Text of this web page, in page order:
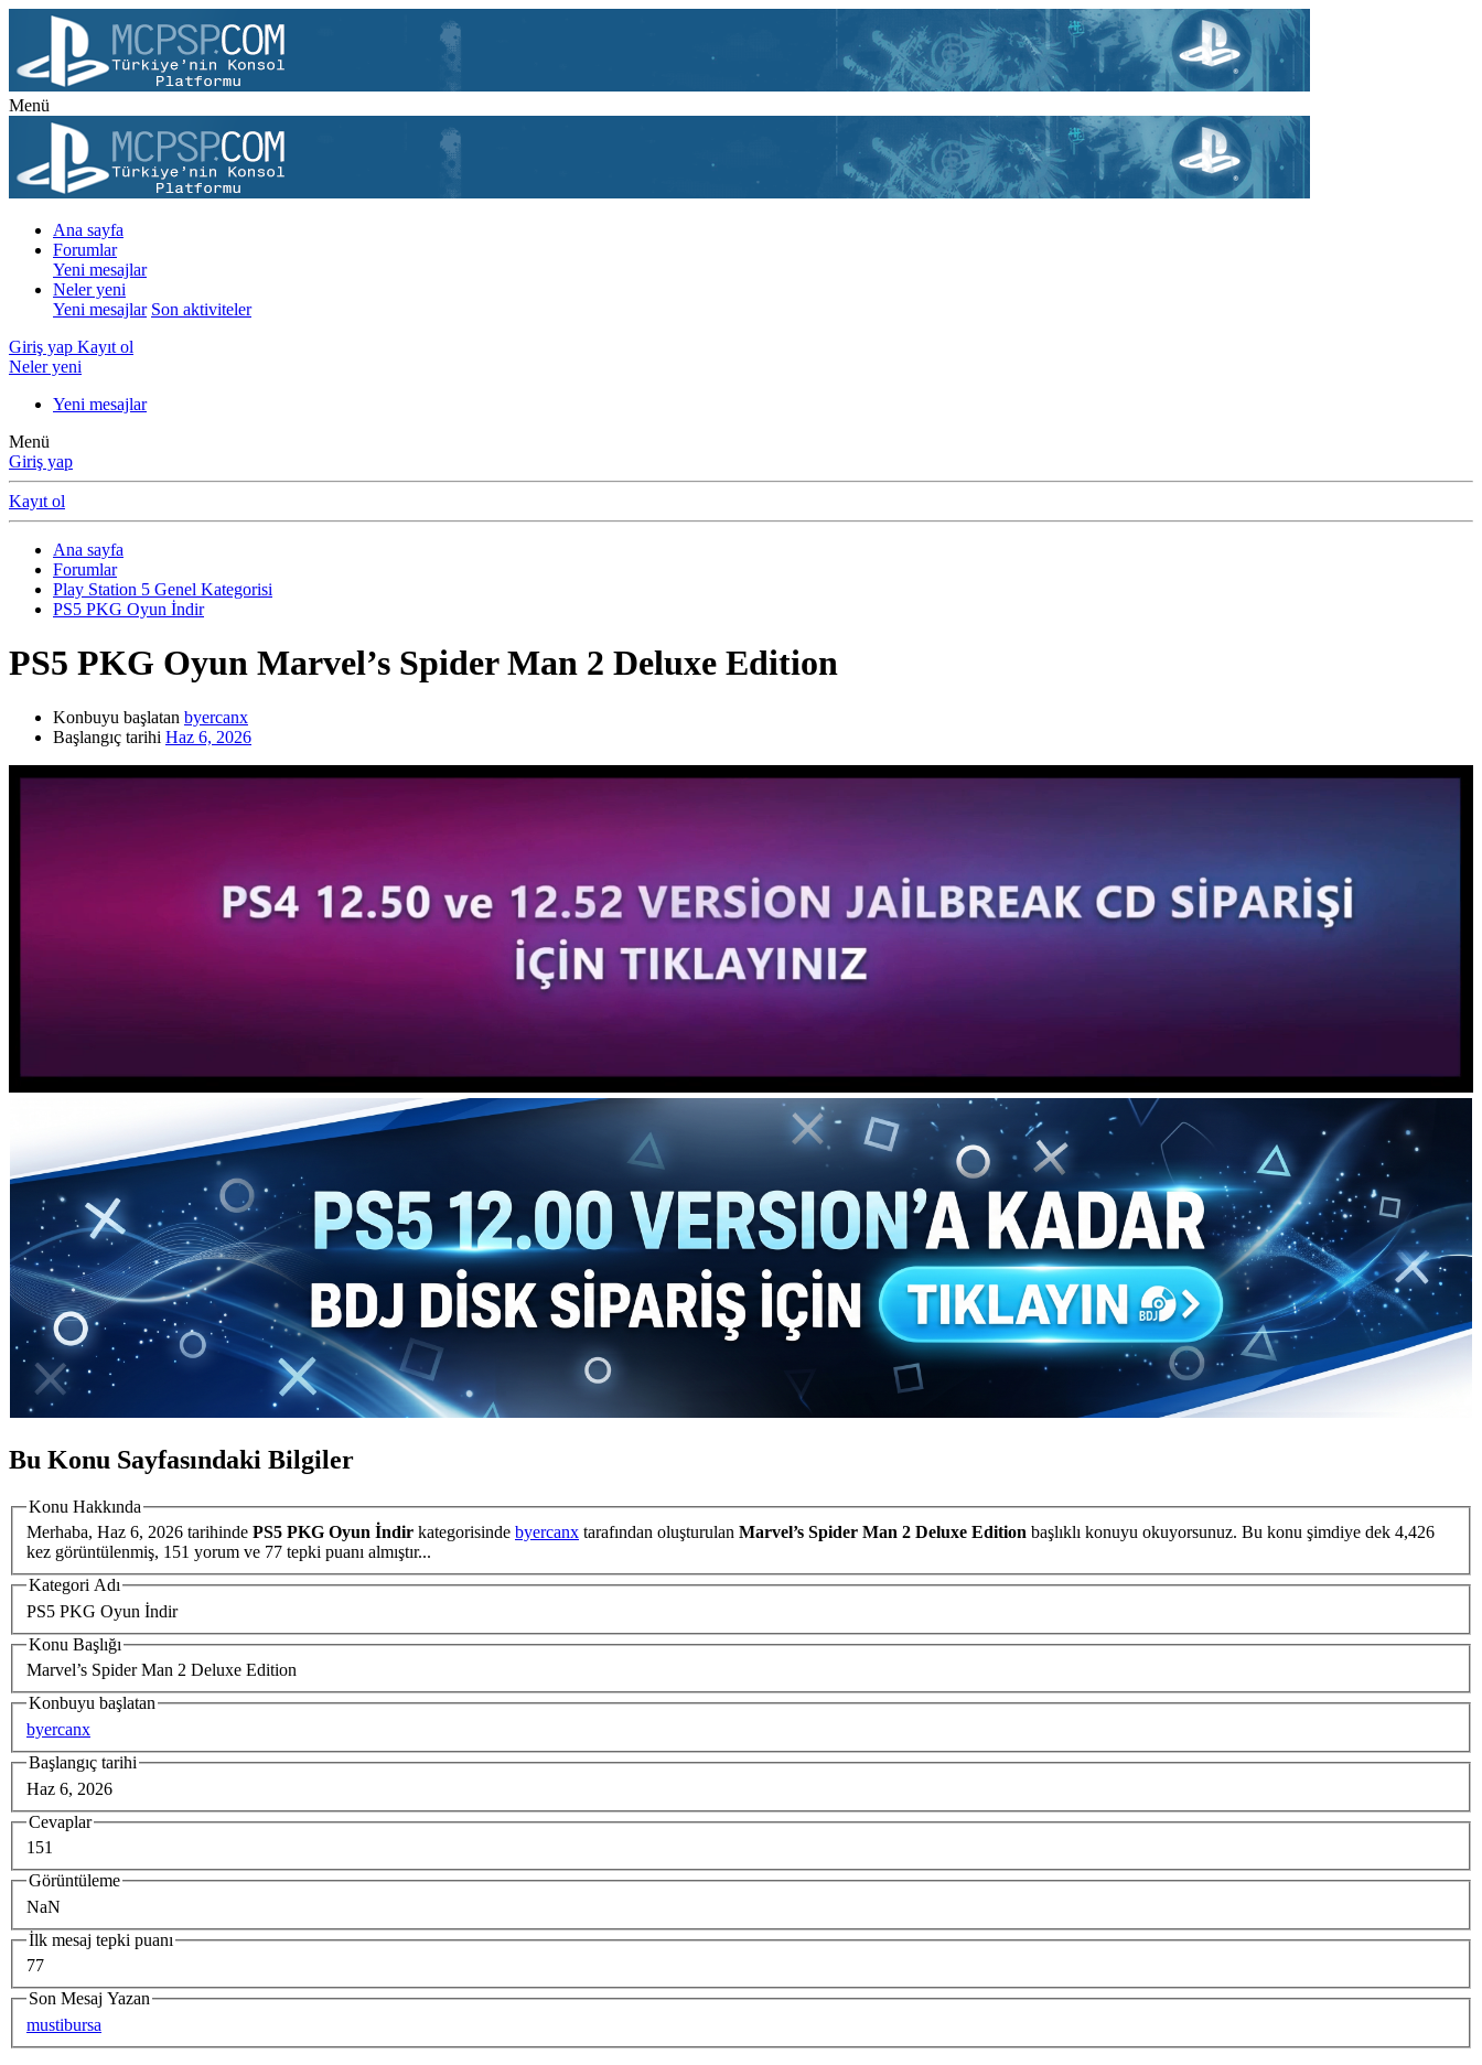
Menü
Ana sayfa
Forumlar
Yeni mesajlar
Neler yeni
Yeni mesajlar Son aktiviteler
Giriş yap Kayıt ol
Neler yeni
Yeni mesajlar
Menü
Giriş yap
Kayıt ol
Ana sayfa
Forumlar
Play Station 5 Genel Kategorisi
PS5 PKG Oyun İndir
PS5 PKG Oyun Marvel’s Spider Man 2 Deluxe Edition
Konbuyu başlatan byercanx
Başlangıç tarihi Haz 6, 2026
Bu Konu Sayfasındaki Bilgiler
Konu Hakkında
Merhaba, Haz 6, 2026 tarihinde PS5 PKG Oyun İndir kategorisinde byercanx tarafından oluşturulan Marvel’s Spider Man 2 Deluxe Edition başlıklı konuyu okuyorsunuz. Bu konu şimdiye dek 4,426
kez görüntülenmiş, 151 yorum ve 77 tepki puanı almıştır...
Kategori Adı
PS5 PKG Oyun İndir
Konu Başlığı
Marvel’s Spider Man 2 Deluxe Edition
Konbuyu başlatan
byercanx
Başlangıç tarihi
Haz 6, 2026
Cevaplar
151
Görüntüleme
NaN
İlk mesaj tepki puanı
77
Son Mesaj Yazan
mustibursa